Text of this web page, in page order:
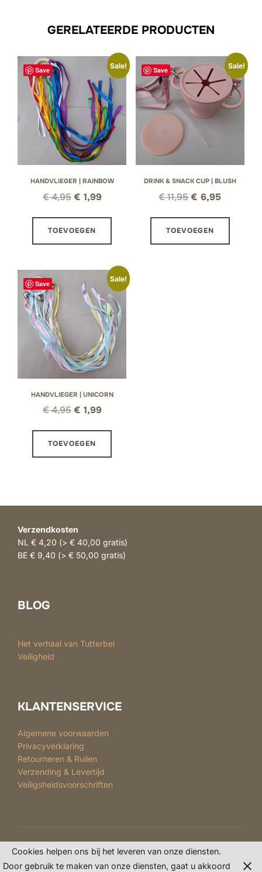
GERELATEERDE PRODUCTEN
Save
Sale!
HANDVLIEGER | RAINBOW
€4,95 Oorspronkelijke
was:
€ 4,95.
€ 1,99Huidige
€ 1,99.
TOEVOEGEN
Save
Sale!
DRINK & SNACK CUP | BLUSH
€11,95Oorspronkelijke
was:
€ 11,95.
€ 6,95
€ 6,95.
TOEVOEGEN
Save
Sale!
HANDVLIEGER | UNICORN
€4,95 Oorspronkelijke
was:
€ 4,95.
€ 1,99Huidige
€ 1,99.
TOEVOEGEN
Verzendkosten
NL € 4,20 (> € 40,00 gratis)
BE € 9,40 (> € 50,00 gratis)
BLOG
Het verhaal van Tutterbel
Veiligheid
KLANTENSERVICE
Algemene voorwaarden
Privacyverklaring
Retourneren & Ruilen
Verzending & Levertijd
Veiligsheidsvoorschriften
Privacyverklaring
Inspiro ThemedoorWPZOOM
Cookies helpen ons bij het leveren van onze diensten.
Door gebruik te maken van onze diensten, gaat u akkoord